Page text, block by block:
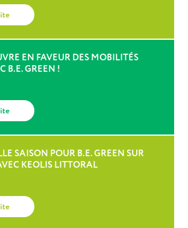
EN FAVEUR DES MOBILITÉS
B.E. GREEN !
SAISON POUR B.E. GREEN SUR
KEOLIS LITTORAL